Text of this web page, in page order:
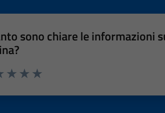
sono chiare le informazioni